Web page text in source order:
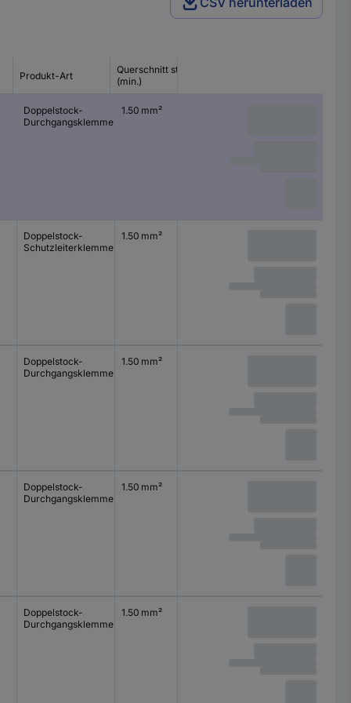
Produkt-Art
Querschnitt starr
(min.)
Doppelstock-
Durchgangsklemme
1.50 mm²
Doppelstock-
Schutzleiterklemme
1.50 mm²
Doppelstock-
Durchgangsklemme
1.50 mm²
Doppelstock-
Durchgangsklemme
1.50 mm²
Doppelstock-
Durchgangsklemme
1.50 mm²